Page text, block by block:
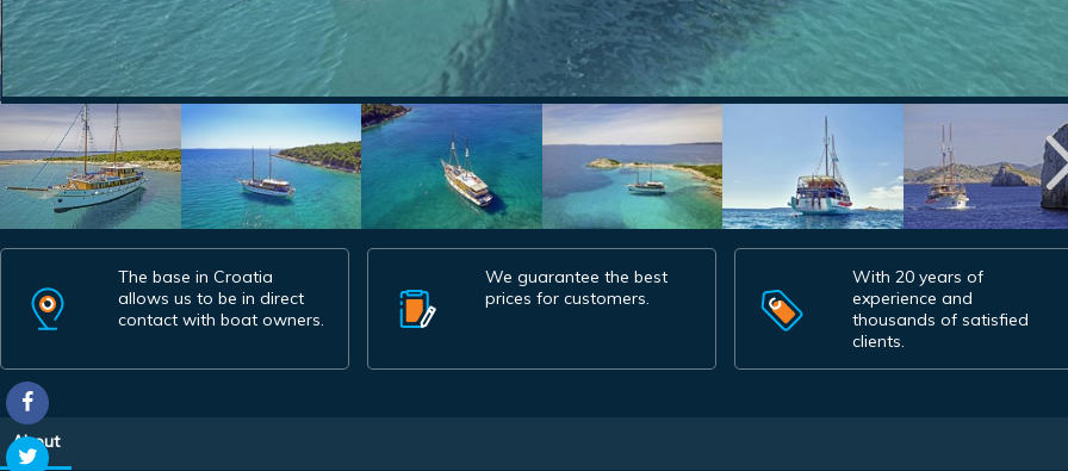
The base in Croatia
allows us to be in direct
contact with boat owners.
We guarantee the best
prices for customers.
With 20 years of
experience and
thousands of satisfied
clients.
About